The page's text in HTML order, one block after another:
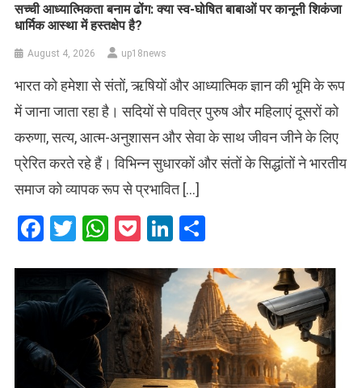
सच्ची आध्यात्मिकता बनाम ढोंग: क्या स्व-घोषित बाबाओं पर कानूनी शिकंजा
धार्मिक आस्था में हस्तक्षेप है?
August 4, 2026 up18news
भारत को हमेशा से संतों, ऋषियों और आध्यात्मिक ज्ञान की भूमि के रूप
में जाना जाता रहा है। सदियों से पवित्र पुरुष और महिलाएं दूसरों को
करुणा, सत्य, आत्म-अनुशासन और सेवा के साथ जीवन जीने के लिए
प्रेरित करते रहे हैं। विभिन्न सुधारकों और संतों के सिद्धांतों ने भारतीय
समाज को व्यापक रूप से प्रभावित […]
Facebook
Twitter
WhatsApp
PocketLinkedIn